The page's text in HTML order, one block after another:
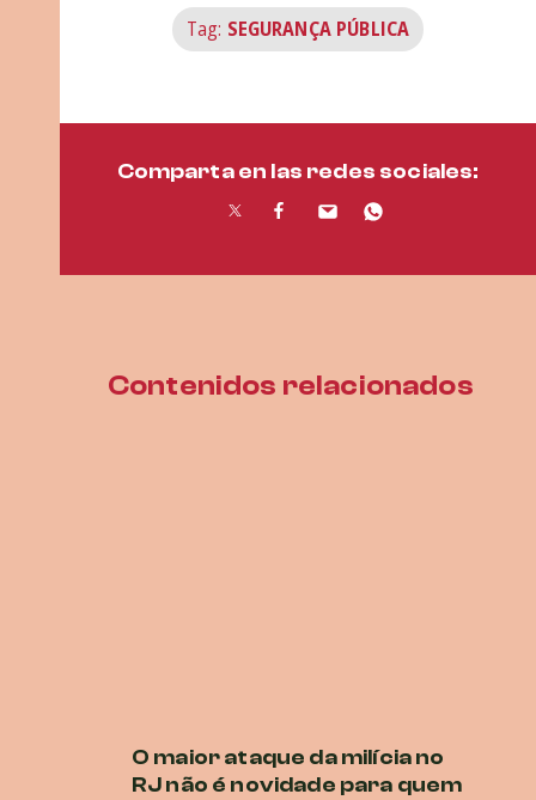
Tag: SEGURANÇA PÚBLICA
Comparta en las redes sociales:
Contenidos relacionados
O maior ataque da milícia no
RJ não é novidade para quem